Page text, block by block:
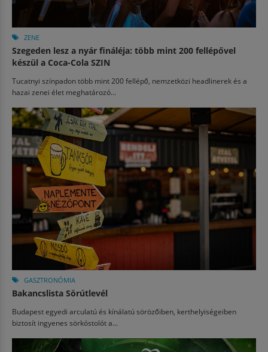
ZENE
Szegeden lesz a nyár fináléja: több mint 200 fellépővel
készül a Coca-Cola SZIN
Tucatnyi színpadon több mint 200 fellépő, nemzetközi headlinerek és a
hazai zenei élet meghatározó...
GASZTRONÓMIA
Bakancslista Sörútlevél
Budapest egyedi arculatú és kínálatú sörözőiben, kerthelyiségeiben
biztosít ingyenes sörkóstolót a...